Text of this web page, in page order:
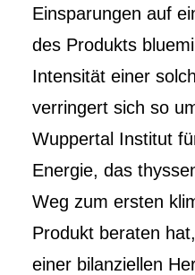
Einsparungen auf
des Produkts
Intensität einer
verringert sich so
Wuppertal Institut
Energie, das
Weg zum ersten
Produkt beraten
einer bilanziellen